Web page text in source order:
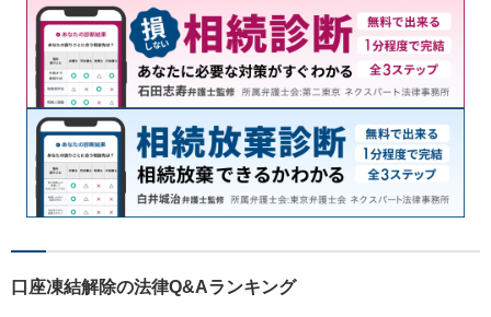
口座凍結解除の法律Q&Aランキング